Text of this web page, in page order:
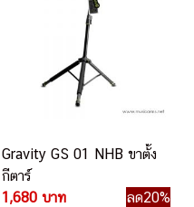
Gravity GS 01 NHB ขาตั้ง
กีตาร์
1,680 บาท
ลด20%